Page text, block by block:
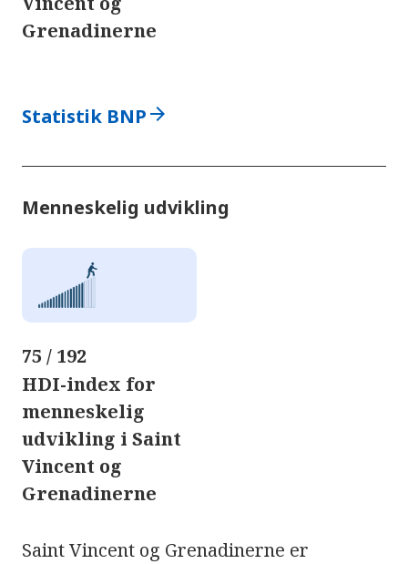
Grenadinerne
Statistik BNP arrow_forward
Menneskelig udvikling
75 / 192
HDI-index for
menneskelig
udvikling i Saint
Vincent og
Grenadinerne
Saint Vincent og Grenadinerne er